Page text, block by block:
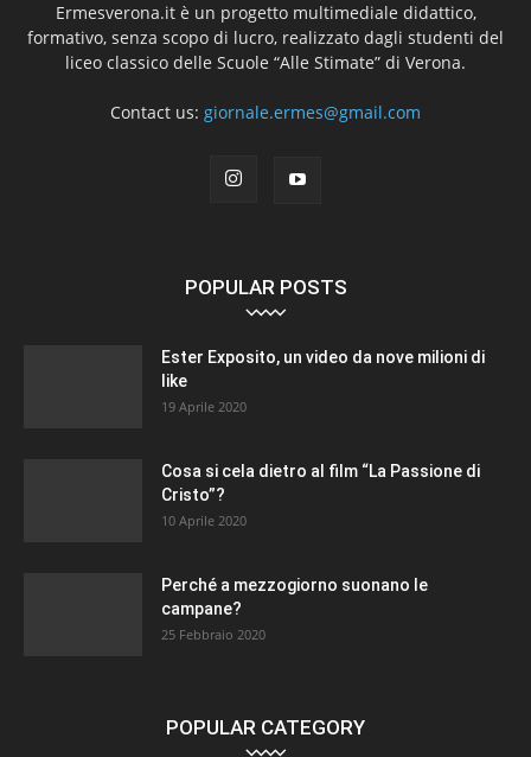
Ermesverona.it è un progetto multimediale didattico,
formativo, senza scopo di lucro, realizzato dagli studenti del
liceo classico delle Scuole “Alle Stimate” di Verona.
Contact us: giornale.ermes@gmail.com
POPULAR POSTS
Ester Exposito, un video da nove milioni di
like
19 Aprile 2020
Cosa si cela dietro al film “La Passione di
Cristo”?
10 Aprile 2020
Perché a mezzogiorno suonano le
campane?
25 Febbraio 2020
POPULAR CATEGORY